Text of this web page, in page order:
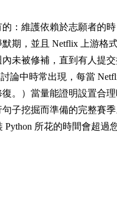
：維護依賴於志願者的時
期，並且 Netflix 上游格
未被修補，直到有人提
論中時常出現，每當
。）當量能證明設置合
子挖掘而準備的完整賽
Python 所花的時間會超過